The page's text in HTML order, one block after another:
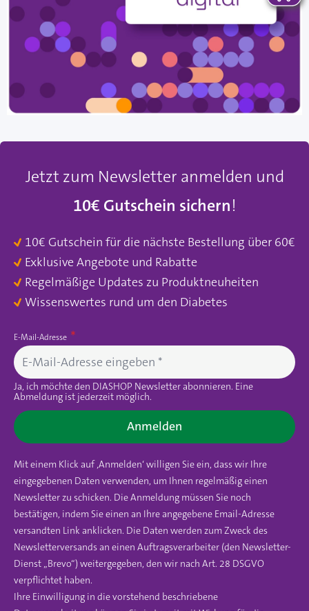
Jetzt zum Newsletter anmelden und
10€ Gutschein sichern!
10€ Gutschein für die nächste Bestellung über 60€
Exklusive Angebote und Rabatte
Regelmäßige Updates zu Produktneuheiten
Wissenswertes rund um den Diabetes
E-Mail-Adresse
Ja, ich möchte den DIASHOP Newsletter abonnieren. Eine
Abmeldung ist jederzeit möglich.
Anmelden
Mit einem Klick auf ‚Anmelden‘ willigen Sie ein, dass wir Ihre
eingegebenen Daten verwenden, um Ihnen regelmäßig einen
Newsletter zu schicken. Die Anmeldung müssen Sie noch
bestätigen, indem Sie einen an Ihre angegebene Email-Adresse
versandten Link anklicken. Die Daten werden zum Zweck des
Newsletterversands an einen Auftragsverarbeiter (den Newsletter-
Dienst „Brevo“) weitergegeben, den wir nach Art. 28 DSGVO
verpflichtet haben.
Ihre Einwilligung in die vorstehend beschriebene